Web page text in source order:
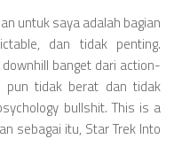
untuk saya adalah bagian
dan tidak penting.
banget dari action-
pun tidak berat dan tidak
bullshit. This is a
sebagai itu, Star Trek Into